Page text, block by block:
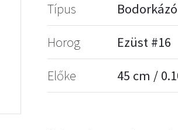
Típus Bodorkázó
Horog Ezüst #16
Előke 45 cm /